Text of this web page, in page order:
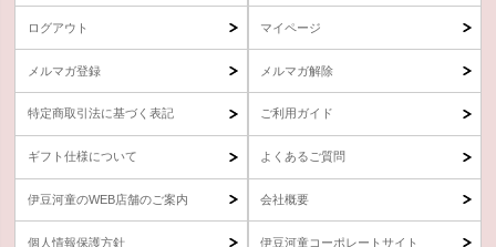
ログアウト マイページ
メルマガ登録 メルマガ解除
特定商取引法に基づく表記 ご利用ガイド
ギフト仕様について よくあるご質問
伊豆河童のWEB店舗のご案内 会社概要
個人情報保護方針 伊豆河童コーポレートサイト